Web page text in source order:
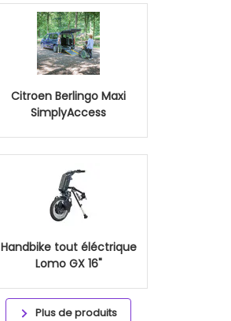
Citroen Berlingo Maxi
SimplyAccess
Handbike tout éléctrique
Lomo GX 16"
Plus de produits